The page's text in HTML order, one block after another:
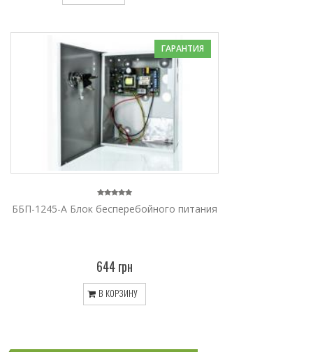
ГАРАНТИЯ
ББП-1245-A Блок бесперебойного питания
644 грн
В КОРЗИНУ